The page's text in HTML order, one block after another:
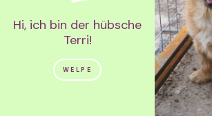
Hi, ich bin der hübsche
Terri!
WELPE